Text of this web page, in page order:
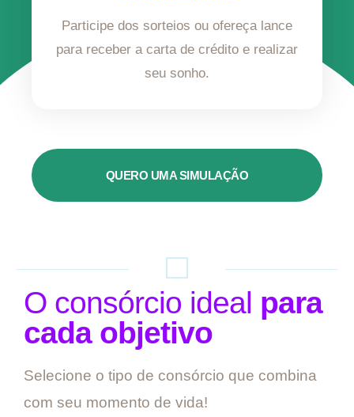
Participe dos sorteios ou ofereça lance
para receber a carta de crédito e realizar
seu sonho.
QUERO UMA SIMULAÇÃO
O consórcio ideal para
cada objetivo
Selecione o tipo de consórcio que combina
com seu momento de vida!